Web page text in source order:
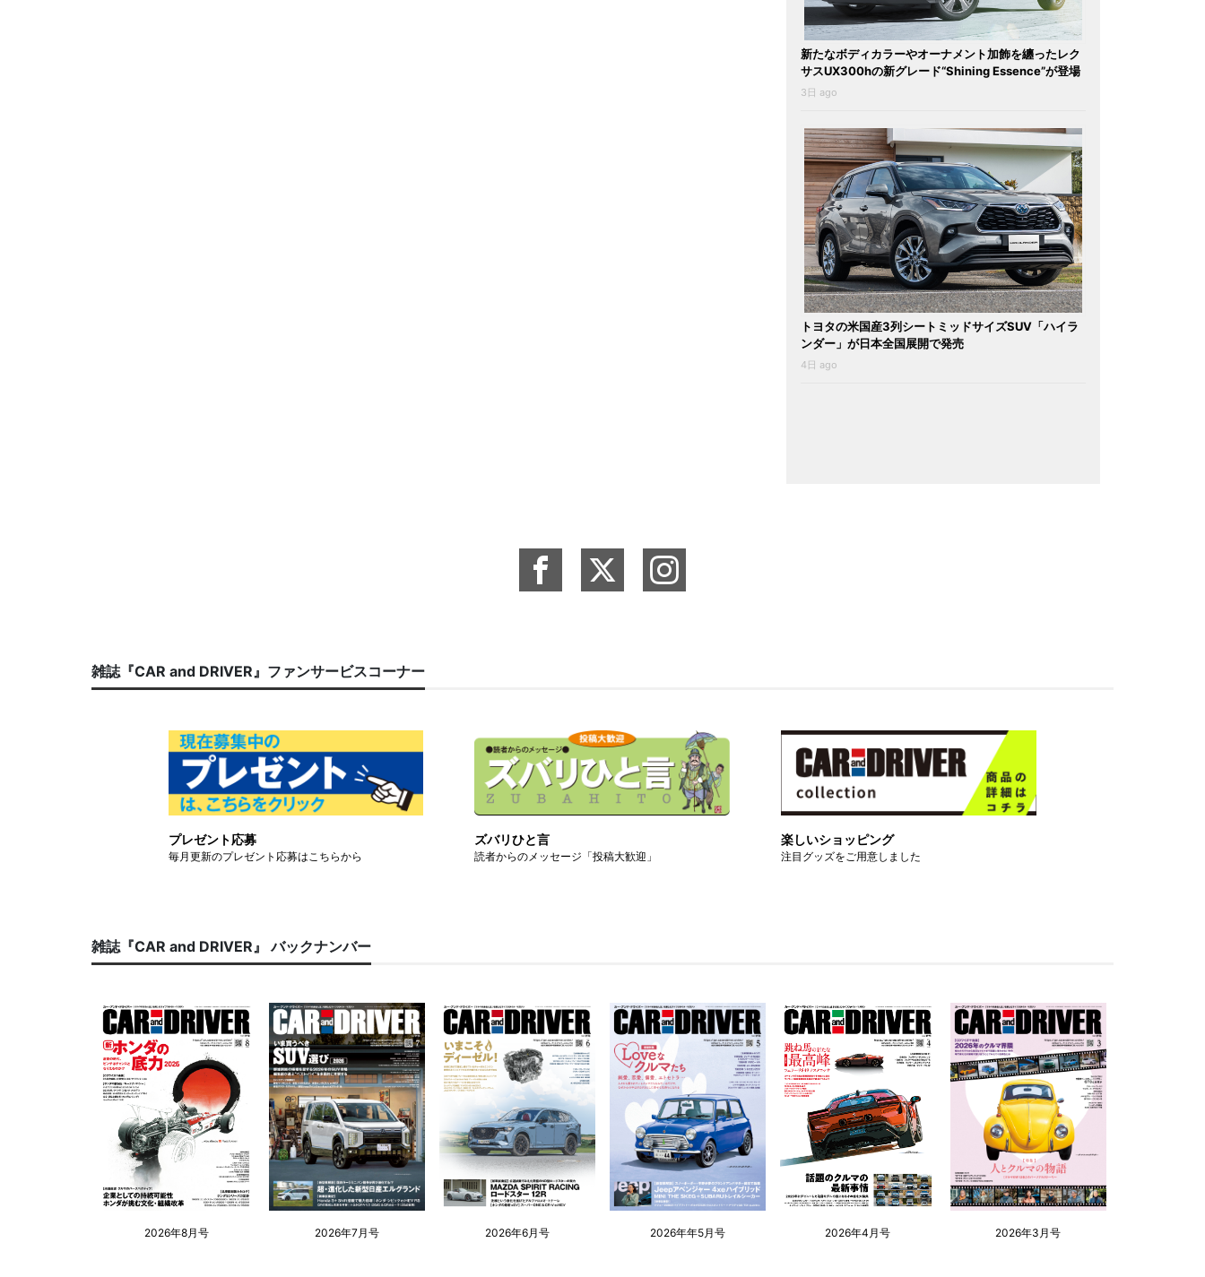
新たなボディカラーやオーナメント加飾を纏ったレク
サスUX300hの新グレード“Shining Essence”が登場
3日 ago
トヨタの米国産3列シートミッドサイズSUV「ハイラ
ンダー」が日本全国展開で発売
4日 ago
雑誌『CAR and DRIVER』ファンサービスコーナー
プレゼント応募
毎月更新のプレゼント応募はこちらから
ズバリひと言
読者からのメッセージ「投稿大歓迎」
楽しいショッピング
注目グッズをご用意しました
雑誌『CAR and DRIVER』 バックナンバー
2026年8月号 2026年7月号 2026年6月号 2026年年5月号 2026年4月号 2026年3月号